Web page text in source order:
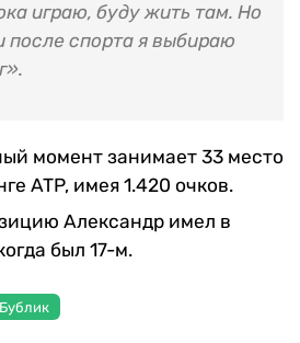
играю, буду жить там. Но
после спорта я выбираю
момент занимает 33 место
ATP, имея 1.420 очков.
Александр имел в
был 17-м.